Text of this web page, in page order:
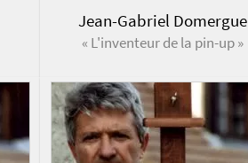
Jean-Gabriel Domergue
« L'inventeur de la pin-up »